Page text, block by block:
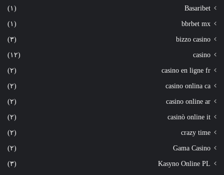
Basaribet (١)
bbrbet mx (١)
bizzo casino (٣)
casino (١٢)
casino en ligne fr (٢)
casino onlina ca (٢)
casino online ar (٢)
casinò online it (٢)
crazy time (٢)
Gama Casino (٢)
Kasyno Online PL (٣)